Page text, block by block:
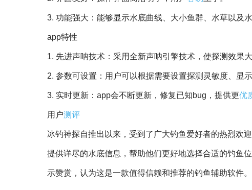
3. 功能强大：能够显示水底曲线、大小鱼群、水草以及水
app特性
1. 先进声呐技术：采用全新声呐引擎技术，使探测效果大
2. 参数可设置：用户可以根据需要设置探测灵敏度、显
3. 实时更新：app会不断更新，修复已知bug，提供更优
用户测评
冰钓神探自推出以来，受到了广大钓鱼爱好者的热烈欢
提供详尽的水底信息，帮助他们更好地选择合适的钓鱼
示赞赏，认为这是一款值得信赖和推荐的钓鱼辅助软件。